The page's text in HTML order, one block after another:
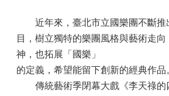
近年來，臺北市立國樂團不斷推
目，樹立獨特的樂團風格與藝術走
神，也拓展「國樂」
的定義，希望能留下創新的經典作品
傳統藝術季閉幕大戲《李天祿的